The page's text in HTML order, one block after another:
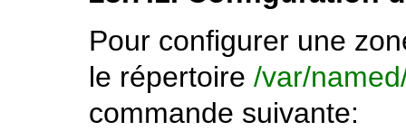
Pour configurer une
le répertoire /var/
commande suivante: